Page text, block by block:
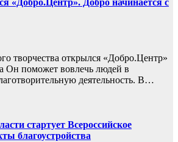
творчества открылся «Добро.Центр»
Он поможет вовлечь людей в
деятельность. В…
стартует Всероссийское
благоустройства